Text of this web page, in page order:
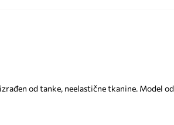
od tanke, neelastične tkanine. Model od